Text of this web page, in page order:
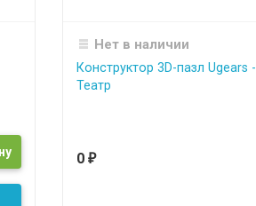
Нет в наличии
Конструктор 3D-пазл Ugears -
Театр
0 ₽